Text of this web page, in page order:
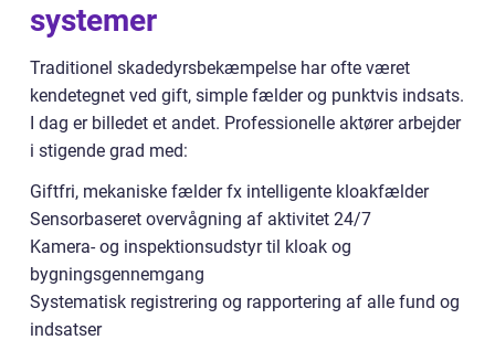
systemer
Traditionel skadedyrsbekæmpelse har ofte været
kendetegnet ved gift, simple fælder og punktvis indsats.
I dag er billedet et andet. Professionelle aktører arbejder
i stigende grad med:
Giftfri, mekaniske fælder fx intelligente kloakfælder
Sensorbaseret overvågning af aktivitet 24/7
Kamera- og inspektionsudstyr til kloak og
bygningsgennemgang
Systematisk registrering og rapportering af alle fund og
indsatser